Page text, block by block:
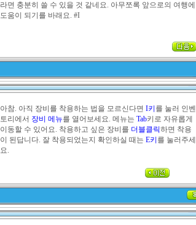
라면 충분히 쓸 수 있을 것 같네요. 아무쪼록 앞으로의 여행에
도움이 되기를 바래요. #I
아참. 아직 장비를 착용하는 법을 모르신다면 I키 를 눌러 인벤
토리에서 장비 메뉴를 열어보세요. 메뉴는 Tab키로 자유롭게
이동할 수 있어요. 착용하고 싶은 장비를 더블클릭하면 착용
이 된답니다. 잘 착용되었는지 확인하실 때는 E키 를 눌러주세
요.